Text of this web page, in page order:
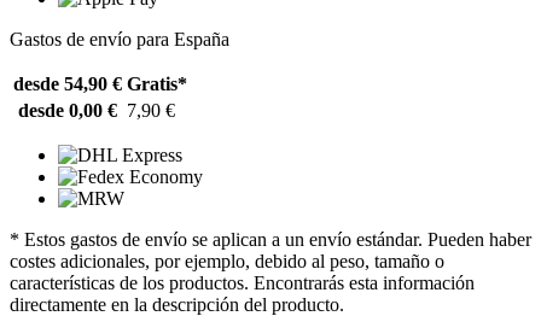
Gastos de envío para España
desde 54,90 € Gratis*
desde 0,00 € 7,90 €
* Estos gastos de envío se aplican a un envío estándar. Pueden haber
costes adicionales, por ejemplo, debido al peso, tamaño o
características de los productos. Encontrarás esta información
directamente en la descripción del producto.